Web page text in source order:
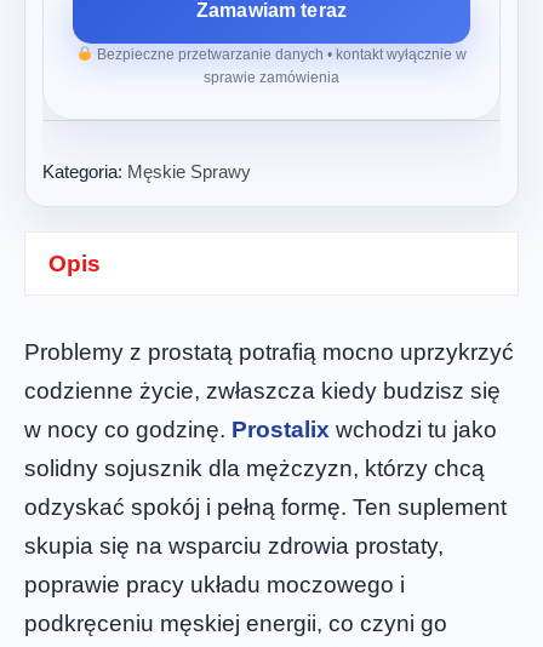
Zamawiam teraz
Bezpieczne przetwarzanie danych • kontakt wyłącznie w
sprawie zamówienia
Kategoria: Męskie Sprawy
Opis
Problemy z prostatą potrafią mocno uprzykrzyć
codzienne życie, zwłaszcza kiedy budzisz się
w nocy co godzinę. Prostalix wchodzi tu jako
solidny sojusznik dla mężczyzn, którzy chcą
odzyskać spokój i pełną formę. Ten suplement
skupia się na wsparciu zdrowia prostaty,
poprawie pracy układu moczowego i
podkręceniu męskiej energii, co czyni go